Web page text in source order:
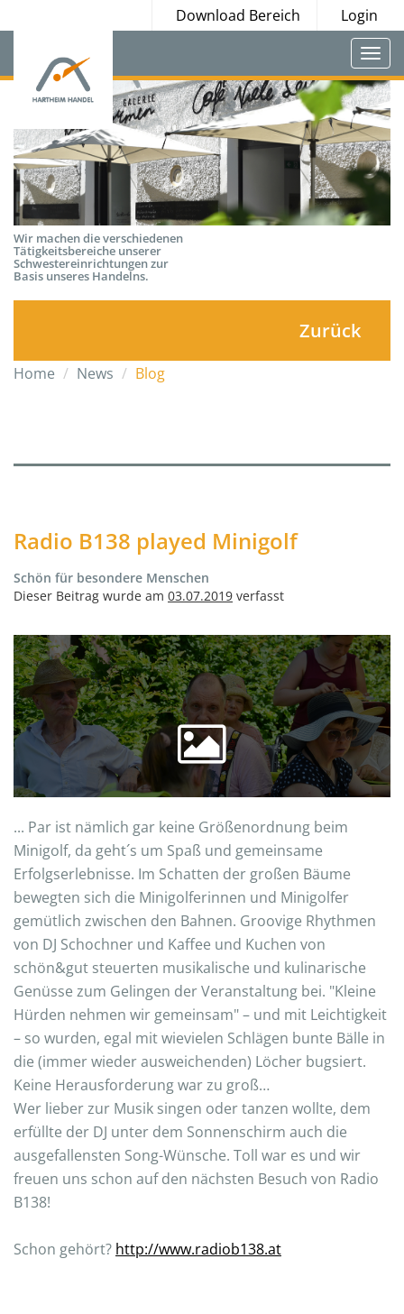
Download Bereich Login
Wir machen die verschiedenen
Tätigkeitsbereiche unserer
Schwestereinrichtungen zur
Basis unseres Handelns.
Zurück
Home News Blog
Radio B138 played Minigolf
Schön für besondere Menschen
Dieser Beitrag wurde am 03.07.2019 verfasst
... Par ist nämlich gar keine Größenordnung beim
Minigolf, da geht´s um Spaß und gemeinsame
Erfolgserlebnisse. Im Schatten der großen Bäume
bewegten sich die Minigolferinnen und Minigolfer
gemütlich zwischen den Bahnen. Groovige Rhythmen
von DJ Schochner und Kaffee und Kuchen von
schön&gut steuerten musikalische und kulinarische
Genüsse zum Gelingen der Veranstaltung bei. "Kleine
Hürden nehmen wir gemeinsam" – und mit Leichtigkeit
– so wurden, egal mit wievielen Schlägen bunte Bälle in
die (immer wieder ausweichenden) Löcher bugsiert.
Keine Herausforderung war zu groß…
Wer lieber zur Musik singen oder tanzen wollte, dem
erfüllte der DJ unter dem Sonnenschirm auch die
ausgefallensten Song-Wünsche. Toll war es und wir
freuen uns schon auf den nächsten Besuch von Radio
B138!
Schon gehört? http://www.radiob138.at